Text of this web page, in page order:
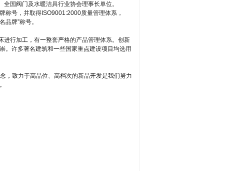
国阀门及水暖洁具行业协会理事长单位。
称号，并取得ISO9001:2000质量管理体系，
牌”称号。
行加工，有一整套严格的产品管理体系。创新
。许多著名建筑和一些国家重点建设项目均选用
，致力于高品位、高档次的新品开发是我们努力